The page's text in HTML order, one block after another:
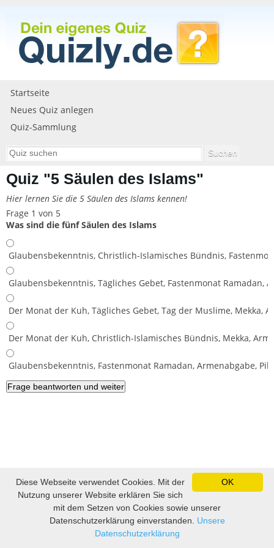
Startseite
Neues Quiz anlegen
Quiz-Sammlung
Quiz "5 Säulen des Islams"
Hier lernen Sie die 5 Säulen des Islams kennen!
Frage 1 von 5
Was sind die fünf Säulen des Islams
Glaubensbekenntnis, Christlich-Islamisches Bündnis,
Glaubensbekenntnis, Tägliches Gebet, Fastenmonat Ramadan,
Der Monat der Kuh, Tägliches Gebet, Tag der Muslime, Mekka,
Der Monat der Kuh, Christlich-Islamisches Bündnis, Mekka,
Glaubensbekenntnis, Fastenmonat Ramadan, Armenabgabe,
Impressum und Datenschutz |Sitemap | Lustige Bilder, lustige
Videos und Witze|Witze| Sprüche |Fußball Tippspiel
OK
Diese Webseite verwendet Cookies. Mit der
Nutzung unserer Website erklären Sie sich
mit dem Setzen von Cookies sowie unserer
Datenschutzerklärung einverstanden. Unsere
Datenschutzerklärung